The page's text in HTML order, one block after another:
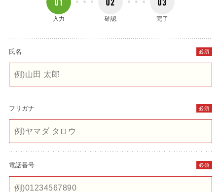
入力 確認 完了
氏名 必須
フリガナ 必須
電話番号 必須